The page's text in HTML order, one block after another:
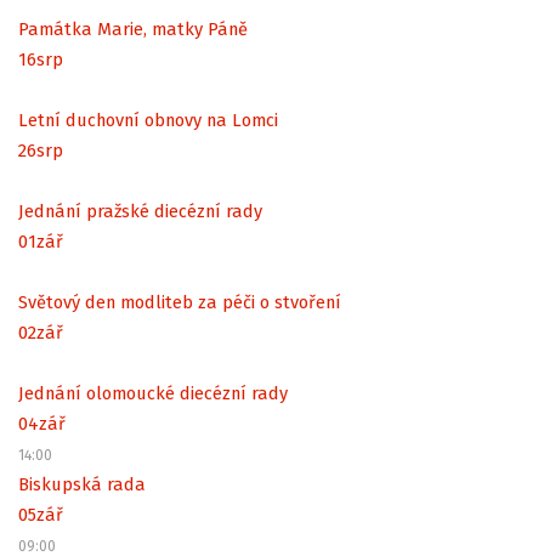
Památka Marie, matky Páně
16srp
Letní duchovní obnovy na Lomci
26srp
Jednání pražské diecézní rady
01zář
Světový den modliteb za péči o stvoření
02zář
Jednání olomoucké diecézní rady
04zář
14:00
Biskupská rada
05zář
09:00